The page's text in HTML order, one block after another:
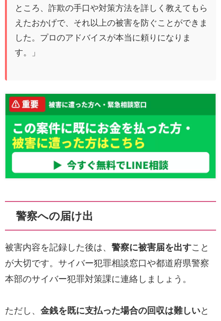
ところ、詐欺の手口や対策方法を詳しく教えてもら
えたおかげで、それ以上の被害を防ぐことができま
した。プロのアドバイスが本当に頼りになりま
す。」
警察への届け出
被害内容を記録した後は、 警察に被害届を出す こと
が大切です。サイバー犯罪相談窓口や都道府県警察
本部のサイバー犯罪対策課に連絡しましょう。
ただし、 金銭を既に支払った場合の回収は難しいと